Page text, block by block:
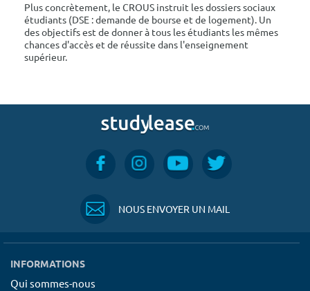
Plus concrètement, le CROUS instruit les dossiers sociaux
étudiants (DSE : demande de bourse et de logement). Un
des objectifs est de donner à tous les étudiants les mêmes
chances d'accès et de réussite dans l'enseignement
supérieur.
NOUS ENVOYER UN MAIL
INFORMATIONS
Qui sommes-nous